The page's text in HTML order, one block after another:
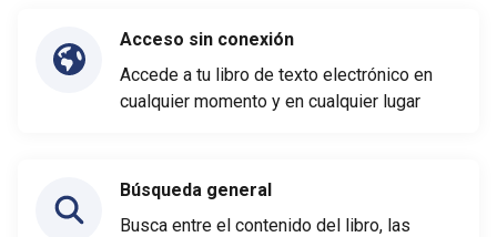
Acceso sin conexión
Accede a tu libro de texto electrónico en
cualquier momento y en cualquier lugar
Búsqueda general
Busca entre el contenido del libro, las